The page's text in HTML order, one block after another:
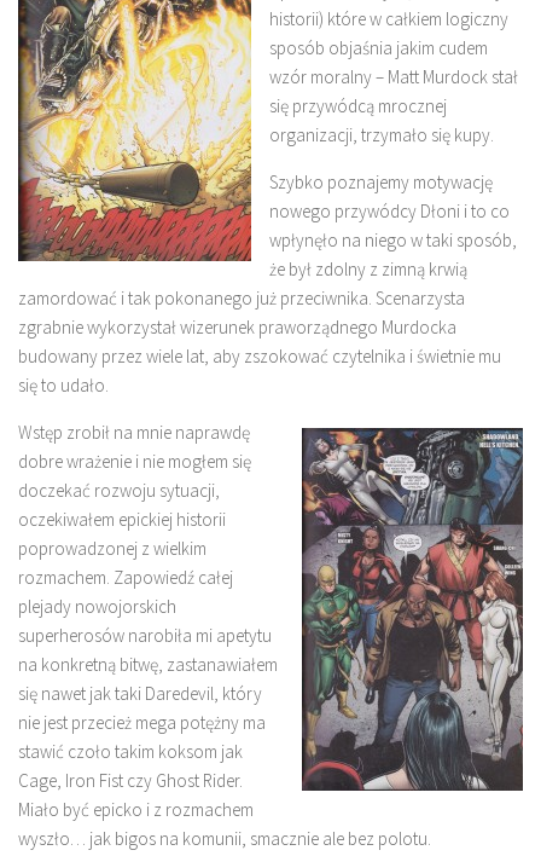
historii) które w całkiem logiczny
sposób objaśnia jakim cudem
wzór moralny – Matt Murdock stał
się przywódcą mrocznej
organizacji, trzymało się kupy.
Szybko poznajemy motywację
nowego przywódcy Dłoni i to co
wpłynęło na niego w taki sposób,
że był zdolny z zimną krwią
zamordować i tak pokonanego już przeciwnika. Scenarzysta
zgrabnie wykorzystał wizerunek praworządnego Murdocka
budowany przez wiele lat, aby zszokować czytelnika i świetnie mu
się to udało.
Wstęp zrobił na mnie naprawdę
dobre wrażenie i nie mogłem się
doczekać rozwoju sytuacji,
oczekiwałem epickiej historii
poprowadzonej z wielkim
rozmachem. Zapowiedź całej
plejady nowojorskich
superherosów narobiła mi apetytu
na konkretną bitwę, zastanawiałem
się nawet jak taki Daredevil, który
nie jest przecież mega potężny ma
stawić czoło takim koksom jak
Cage, Iron Fist czy Ghost Rider.
Miało być epicko i z rozmachem
wyszło… jak bigos na komunii, smacznie ale bez polotu.